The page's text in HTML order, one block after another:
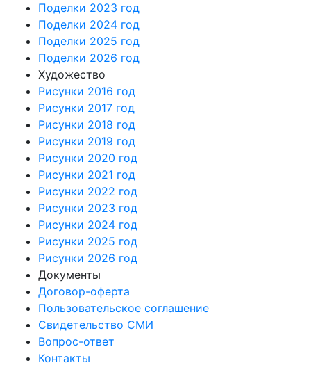
Поделки 2023 год
Поделки 2024 год
Поделки 2025 год
Поделки 2026 год
Художество
Рисунки 2016 год
Рисунки 2017 год
Рисунки 2018 год
Рисунки 2019 год
Рисунки 2020 год
Рисунки 2021 год
Рисунки 2022 год
Рисунки 2023 год
Рисунки 2024 год
Рисунки 2025 год
Рисунки 2026 год
Документы
Договор-оферта
Пользовательское соглашение
Свидетельство СМИ
Вопрос-ответ
Контакты